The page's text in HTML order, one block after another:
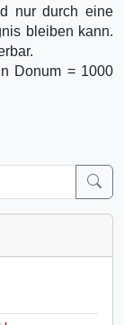
nur durch eine
bleiben kann.
Donum = 1000